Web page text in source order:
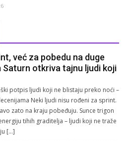
već za pobedu na duge
otkriva tajnu ljudi koji
potpis ljudi koji ne blistaju preko noći –
Neki ljudi nisu rođeni za sprint.
zato na kraju pobeđuju. Sunce trigon
tihih graditelja – ljudi koji ne traže
[…]